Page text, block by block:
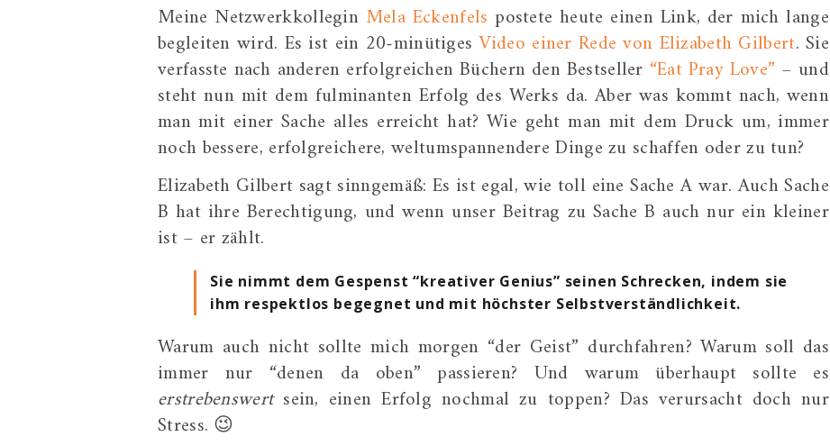
Meine Netzwerkkollegin Mela Eckenfelspostete heute einen Link, der mich lange
begleiten wird. Es ist ein 20-minütigesVideo einer Rede von Elizabeth Gilbert. Sie
verfasste nach anderen erfolgreichen Büchern den Bestseller “Eat Pray Love” – und
steht nun mit dem fulminanten Erfolg des Werks da. Aber was kommt nach, wenn
man mit einer Sache alles erreicht hat? Wie geht man mit dem Druck um, immer
noch bessere, erfolgreichere, weltumspannendere Dinge zu schaffen oder zu tun?
Elizabeth Gilbert sagt sinngemäß: Es ist egal, wie toll eine Sache A war. Auch Sache
B hat ihre Berechtigung, und wenn unser Beitrag zu Sache B auch nur ein kleiner
ist – er zählt.
Sie nimmt dem Gespenst “kreativer Genius” seinen Schrecken, indem sie
ihm respektlos begegnet und mit höchster Selbstverständlichkeit.
Warum auch nicht sollte mich morgen “der Geist” durchfahren? Warum soll das
immer nur “denen da oben” passieren? Und warum überhaupt sollte es
erstrebenswertsein, einen Erfolg nochmal zu toppen? Das verursacht doch nur
Stress. 😉